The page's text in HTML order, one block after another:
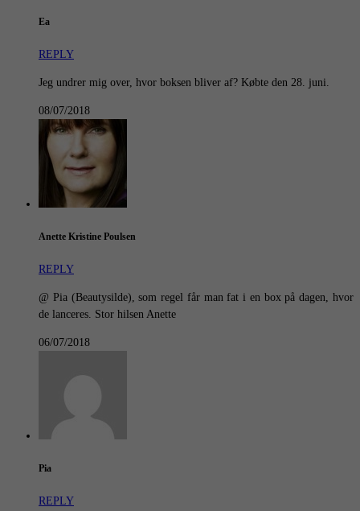
Ea
REPLY
Jeg undrer mig over, hvor boksen bliver af? Købte den 28. juni.
08/07/2018
Anette Kristine Poulsen
REPLY
@ Pia (Beautysilde), som regel får man fat i en box på dagen, hvor
de lanceres. Stor hilsen Anette
06/07/2018
Pia
REPLY